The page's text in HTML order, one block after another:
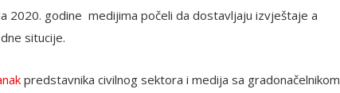
2020. godine medijima počeli da dostavljaju izvještaje a
situcije.
predstavnika civilnog sektora i medija sa gradonačelnikom